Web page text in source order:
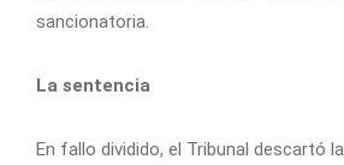
sancionatoria.
La sentencia
En fallo dividido, el Tribunal descartó